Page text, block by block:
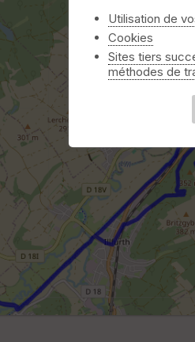
Utilisation de
Cookies
Sites tiers
méthodes de